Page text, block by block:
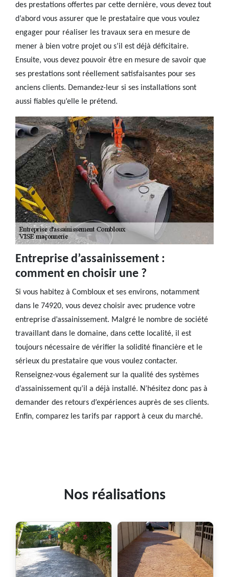
des prestations offertes par cette dernière, vous devez tout
d’abord vous assurer que le prestataire que vous voulez
engager pour réaliser les travaux sera en mesure de
mener à bien votre projet ou s’il est déjà déficitaire.
Ensuite, vous devez pouvoir être en mesure de savoir que
ses prestations sont réellement satisfaisantes pour ses
anciens clients. Demandez-leur si ses installations sont
aussi fiables qu’elle le prétend.
Entreprise d’assainissement :
comment en choisir une ?
Si vous habitez à Combloux et ses environs, notamment
dans le 74920, vous devez choisir avec prudence votre
entreprise d’assainissement. Malgré le nombre de société
travaillant dans le domaine, dans cette localité, il est
toujours nécessaire de vérifier la solidité financière et le
sérieux du prestataire que vous voulez contacter.
Renseignez-vous également sur la qualité des systèmes
d’assainissement qu’il a déjà installé. N’hésitez donc pas à
demander des retours d’expériences auprès de ses clients.
Enfin, comparez les tarifs par rapport à ceux du marché.
Nos réalisations